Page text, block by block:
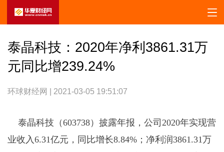
泰晶科技：2020年净利3861.31万
元同比增239.24%
环球财经网 | 2021-03-05 19:51:07
泰晶科技（603738）披露年报，公司2020年实现营
业收入6.31亿元，同比增长8.84%；净利润3861.31万